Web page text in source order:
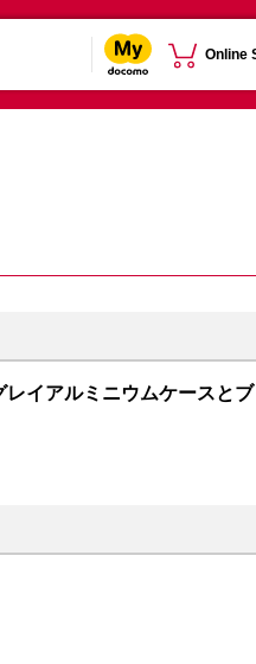
Online
イアルミニウムケースとブ